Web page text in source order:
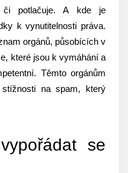
či potlačuje. A kde je
k vynutitelnosti práva.
orgánů, působících v
které jsou k vymáhání a
Těmto orgánům
na spam, který
se